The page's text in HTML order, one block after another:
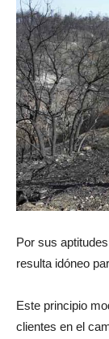
Por sus
resulta idóneo
Este principio
clientes en el